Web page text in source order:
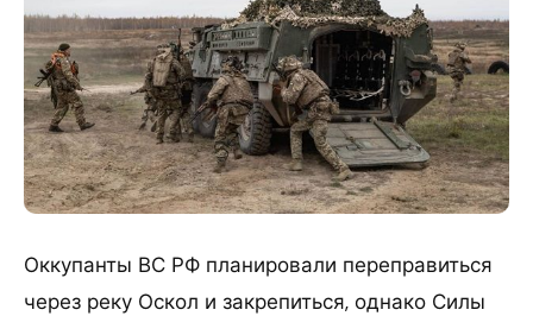
Оккупанты ВС РФ планировали переправиться
через реку Оскол и закрепиться, однако Силы